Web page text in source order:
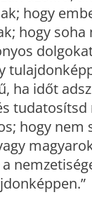
hogy
hogy soha
ha időt
tudatosítsd
hogy nem